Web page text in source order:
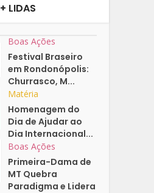
+ LIDAS
Boas Ações
Festival Braseiro
em Rondonópolis:
Churrasco, M...
Matéria
Homenagem do
Dia de Ajudar ao
Dia Internacional...
Boas Ações
Primeira-Dama de
MT Quebra
Paradigma e Lidera